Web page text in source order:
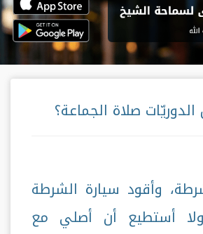
صلاة الجماعة؟
وأقود سيارة الشرطة
أستطيع أن أصلي مع